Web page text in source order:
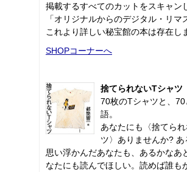
掲載するすべてのカットをスキャン
「オリジナルからのデジタル・リマ
これより詳しい秘宝館の本は存在し
SHOPコーナーへ
捨てられないTシャツ
70枚のTシャツと、70
語。
あなたにも〈捨てら
ツ〉ありませんか? あ
思い浮かんだあなたも、あるかなあ
なたにも読んでほしい。読めば誰も